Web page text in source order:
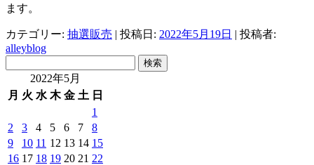
ます。
カテゴリー: 抽選販売 | 投稿日: 2022年5月19日 | 投稿者:
alleyblog
2022年5月
月 火 水 木 金 土 日
1
2
3 4 5 6 7
8
9
10 11 12 13 14 15
16 17 18 19 20 21 22